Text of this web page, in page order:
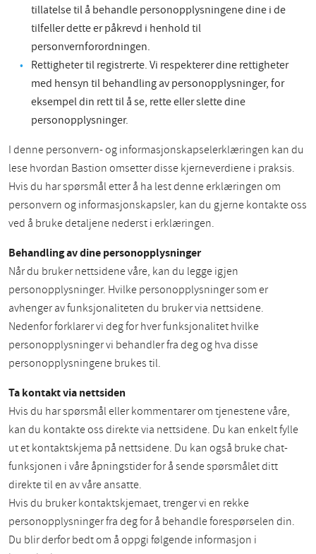
tillatelse til å behandle personopplysningene dine i de
tilfeller dette er påkrevd i henhold til
personvernforordningen.
Rettigheter til registrerte. Vi respekterer dine rettigheter
med hensyn til behandling av personopplysninger, for
eksempel din rett til å se, rette eller slette dine
personopplysninger.
I denne personvern- og informasjonskapselerklæringen kan du
lese hvordan Bastion omsetter disse kjerneverdiene i praksis.
Hvis du har spørsmål etter å ha lest denne erklæringen om
personvern og informasjonskapsler, kan du gjerne kontakte oss
ved å bruke detaljene nederst i erklæringen.
Behandling av dine personopplysninger
Når du bruker nettsidene våre, kan du legge igjen
personopplysninger. Hvilke personopplysninger som er
avhenger av funksjonaliteten du bruker via nettsidene.
Nedenfor forklarer vi deg for hver funksjonalitet hvilke
personopplysninger vi behandler fra deg og hva disse
personopplysningene brukes til.
Ta kontakt via nettsiden
Hvis du har spørsmål eller kommentarer om tjenestene våre,
kan du kontakte oss direkte via nettsidene. Du kan enkelt fylle
ut et kontaktskjema på nettsidene. Du kan også bruke chat-
funksjonen i våre åpningstider for å sende spørsmålet ditt
direkte til en av våre ansatte.
Hvis du bruker kontaktskjemaet, trenger vi en rekke
personopplysninger fra deg for å behandle forespørselen din.
Du blir derfor bedt om å oppgi følgende informasjon i